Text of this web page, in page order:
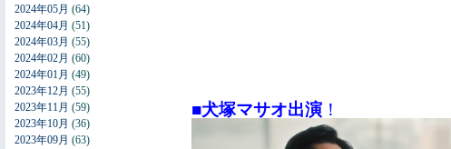
2024年05月 (64)
2024年04月 (51)
2024年03月 (55)
2024年02月 (60)
2024年01月 (49)
2023年12月 (55)
2023年11月 (59)
2023年10月 (36)
2023年09月 (63)
■犬塚マサオ出演 ！